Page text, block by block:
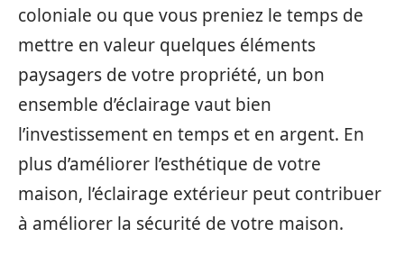
coloniale ou que vous preniez le temps de
mettre en valeur quelques éléments
paysagers de votre propriété, un bon
ensemble d’éclairage vaut bien
l’investissement en temps et en argent. En
plus d’améliorer l’esthétique de votre
maison, l’éclairage extérieur peut contribuer
à améliorer la sécurité de votre maison.